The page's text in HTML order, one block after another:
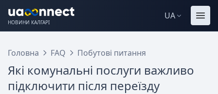
НОВИНИ КАЛГАРІ
UA
Головна FAQ Побутові питання
Які комунальні послуги важливо
підключити після переїзду